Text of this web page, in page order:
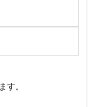
す。